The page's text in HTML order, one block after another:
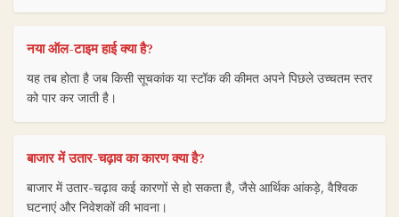
नया ऑल-टाइम हाई क्या है?
यह तब होता है जब किसी सूचकांक या स्टॉक की कीमत अपने पिछले उच्चतम स्तर
को पार कर जाती है।
बाजार में उतार-चढ़ाव का कारण क्या है?
बाजार में उतार-चढ़ाव कई कारणों से हो सकता है, जैसे आर्थिक आंकड़े, वैश्विक
घटनाएं और निवेशकों की भावना।